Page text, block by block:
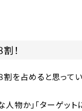
！
を占めると思ってい
物か」「ターゲッ